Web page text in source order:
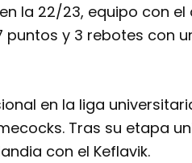
la 22/23, equipo con
y 3 rebotes con
en la liga
Tras su etapa
con el Keflavik.